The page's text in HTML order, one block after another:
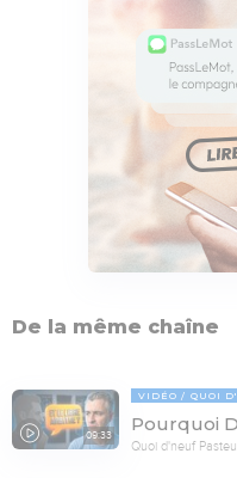
De la même chaîne
09:33
VIDÉO QUOI
Pourquoi
Quoi d'neuf